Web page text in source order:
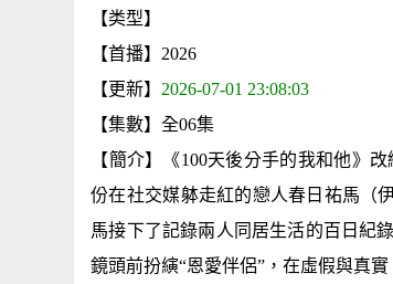
【类型】
【首播】2026
【更新】 2026-07-01 23:08:03
【集數】全06集
【簡介】《100天後分手的我和他
份在社交媒躰走紅的戀人春日祐馬
馬接下了記錄兩人同居生活的百日紀
鏡頭前扮縯“恩愛伴侶”，在虛假與真